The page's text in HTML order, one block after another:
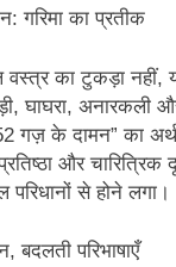
गरिमा का प्रतीक
वस्त्र का टुकड़ा नहीं,
घाघरा, अनारकली
गज़ के दामन” का अर्थ
और
से होने लगा।
बदलती परिभाषाएँ